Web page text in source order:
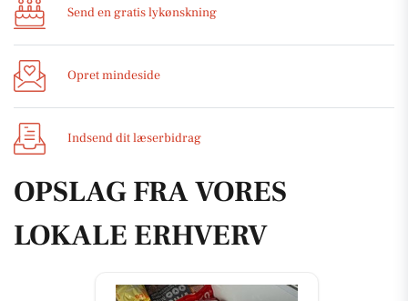
Send en gratis lykønskning
Opret mindeside
Indsend dit læserbidrag
OPSLAG FRA VORES
LOKALE ERHVERV